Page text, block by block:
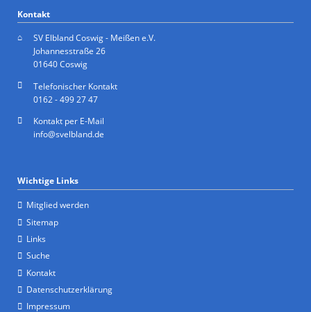
Kontakt
SV Elbland Coswig - Meißen e.V.
Johannesstraße 26
01640 Coswig
Telefonischer Kontakt
0162 - 499 27 47
Kontakt per E-Mail
info@svelbland.de
Wichtige Links
Mitglied werden
Sitemap
Links
Suche
Kontakt
Datenschutzerklärung
Impressum